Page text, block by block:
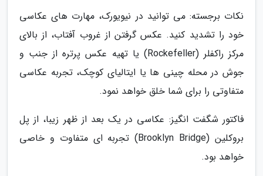
نکات برجسته: می توانید در نیویورک، مهارت های عکاسی
خود را تشدید کنید. عکس گرفتن از غروب آفتاب، از بالای
مرکز راکفلر (Rockefeller) یا تهیه عکس پرتره از جنب و
جوش در محله چینی ها یا ایتالیای کوچک، تجربه عکاسی
متفاوتی را برای شما خلق خواهد نمود.
فاکتور شگفت انگیز: عکاسی در یک بعد از ظهر زیبا، از پل
بروکلین (Brooklyn Bridge) تجربه ای متفاوت و خاصی
خواهد بود.